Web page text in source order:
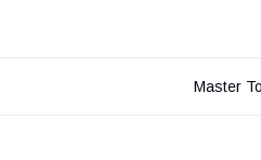
Master